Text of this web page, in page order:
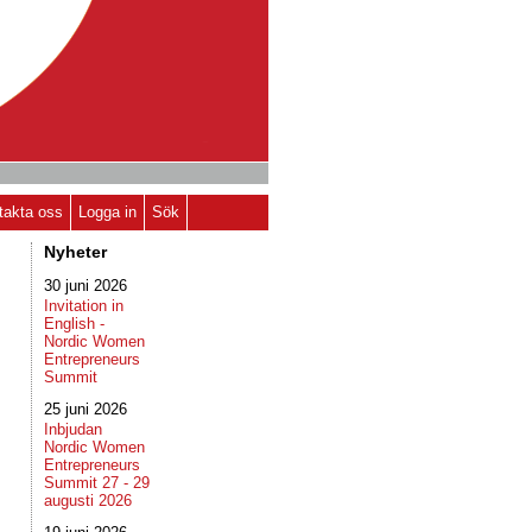
oss Logga in Sök
Nyheter
30 juni 2026
Invitation in
English -
Nordic Women
Entrepreneurs
Summit
25 juni 2026
Inbjudan
Nordic Women
Entrepreneurs
Summit 27 - 29
augusti 2026